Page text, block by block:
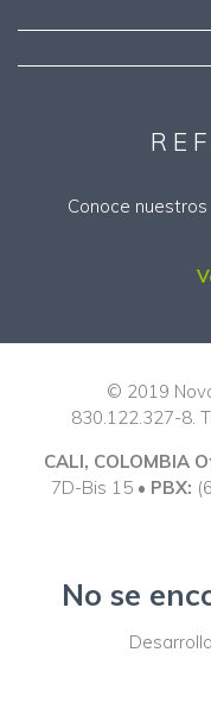
Conoce
© 2019
830.122.327-8.
CALI, COLOMBIA
7D-Bis 15 • PBX:
No se